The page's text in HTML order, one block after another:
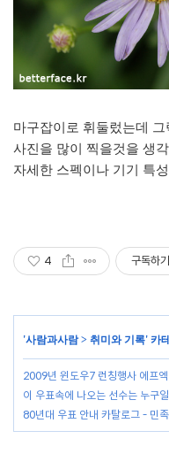
마구잡이로 휘둘렀는데
사진을 많이 찍을것을 생
자세한 스펙이나 기기 특
4 구독하기
'사람과사람> 취미와 기록' 카
2009년 윈도우7 런칭행사 에프
이 우표속에 나오는 선수는 누구
80년대 우표 안내 카탈로그 - 민